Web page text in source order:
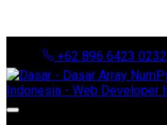
+62 896 6423 0232